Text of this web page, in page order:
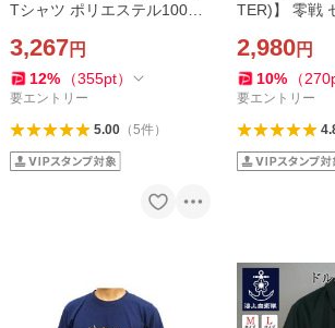
Tシャツ ポリエステル100%
ッズ 迷彩服トップス 半袖 ウ
ェア ドライ カモフラ
3,267円
12% （355pt）
要エントリー
5.00（5件）
TER)】 零戦
2,980円
10% （270
要エントリー